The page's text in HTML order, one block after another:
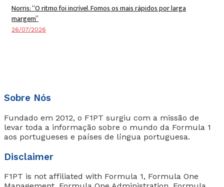
Norris: “O ritmo foi incrível. Fomos os mais rápidos por larga
margem”
26/07/2026
Sobre Nós
Fundado em 2012, o F1PT surgiu com a missão de
levar toda a informação sobre o mundo da Formula 1
aos portugueses e países de língua portuguesa.
Disclaimer
F1PT is not affiliated with Formula 1, Formula One